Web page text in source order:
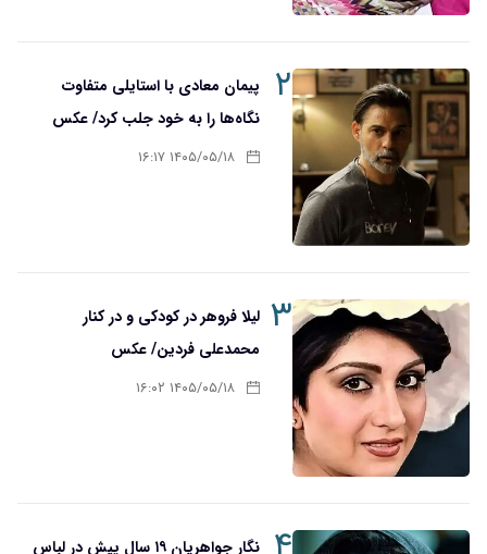
۲
پیمان معادی با استایلی متفاوت
نگاه‌ها را به خود جلب کرد/ عکس
۱۴۰۵/۰۵/۱۸ ۱۶:۱۷
۳ لیلا فروهر در کودکی و در کنار
محمدعلی فردین/ عکس
۱۴۰۵/۰۵/۱۸ ۱۶:۰۲
نگار جواهریان ۱۹ سال پیش در لباس